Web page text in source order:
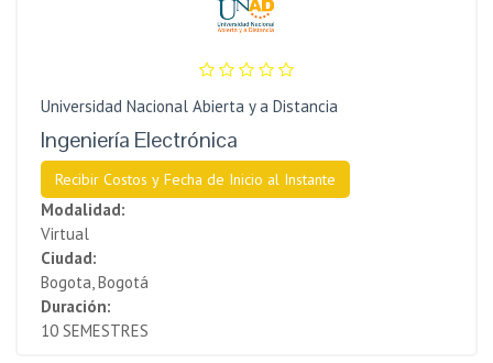
Universidad Nacional Abierta y a Distancia
Ingeniería Electrónica
Recibir Costos y Fecha de Inicio al Instante
Modalidad:
Virtual
Ciudad:
Bogota, Bogotá
Duración:
10 SEMESTRES